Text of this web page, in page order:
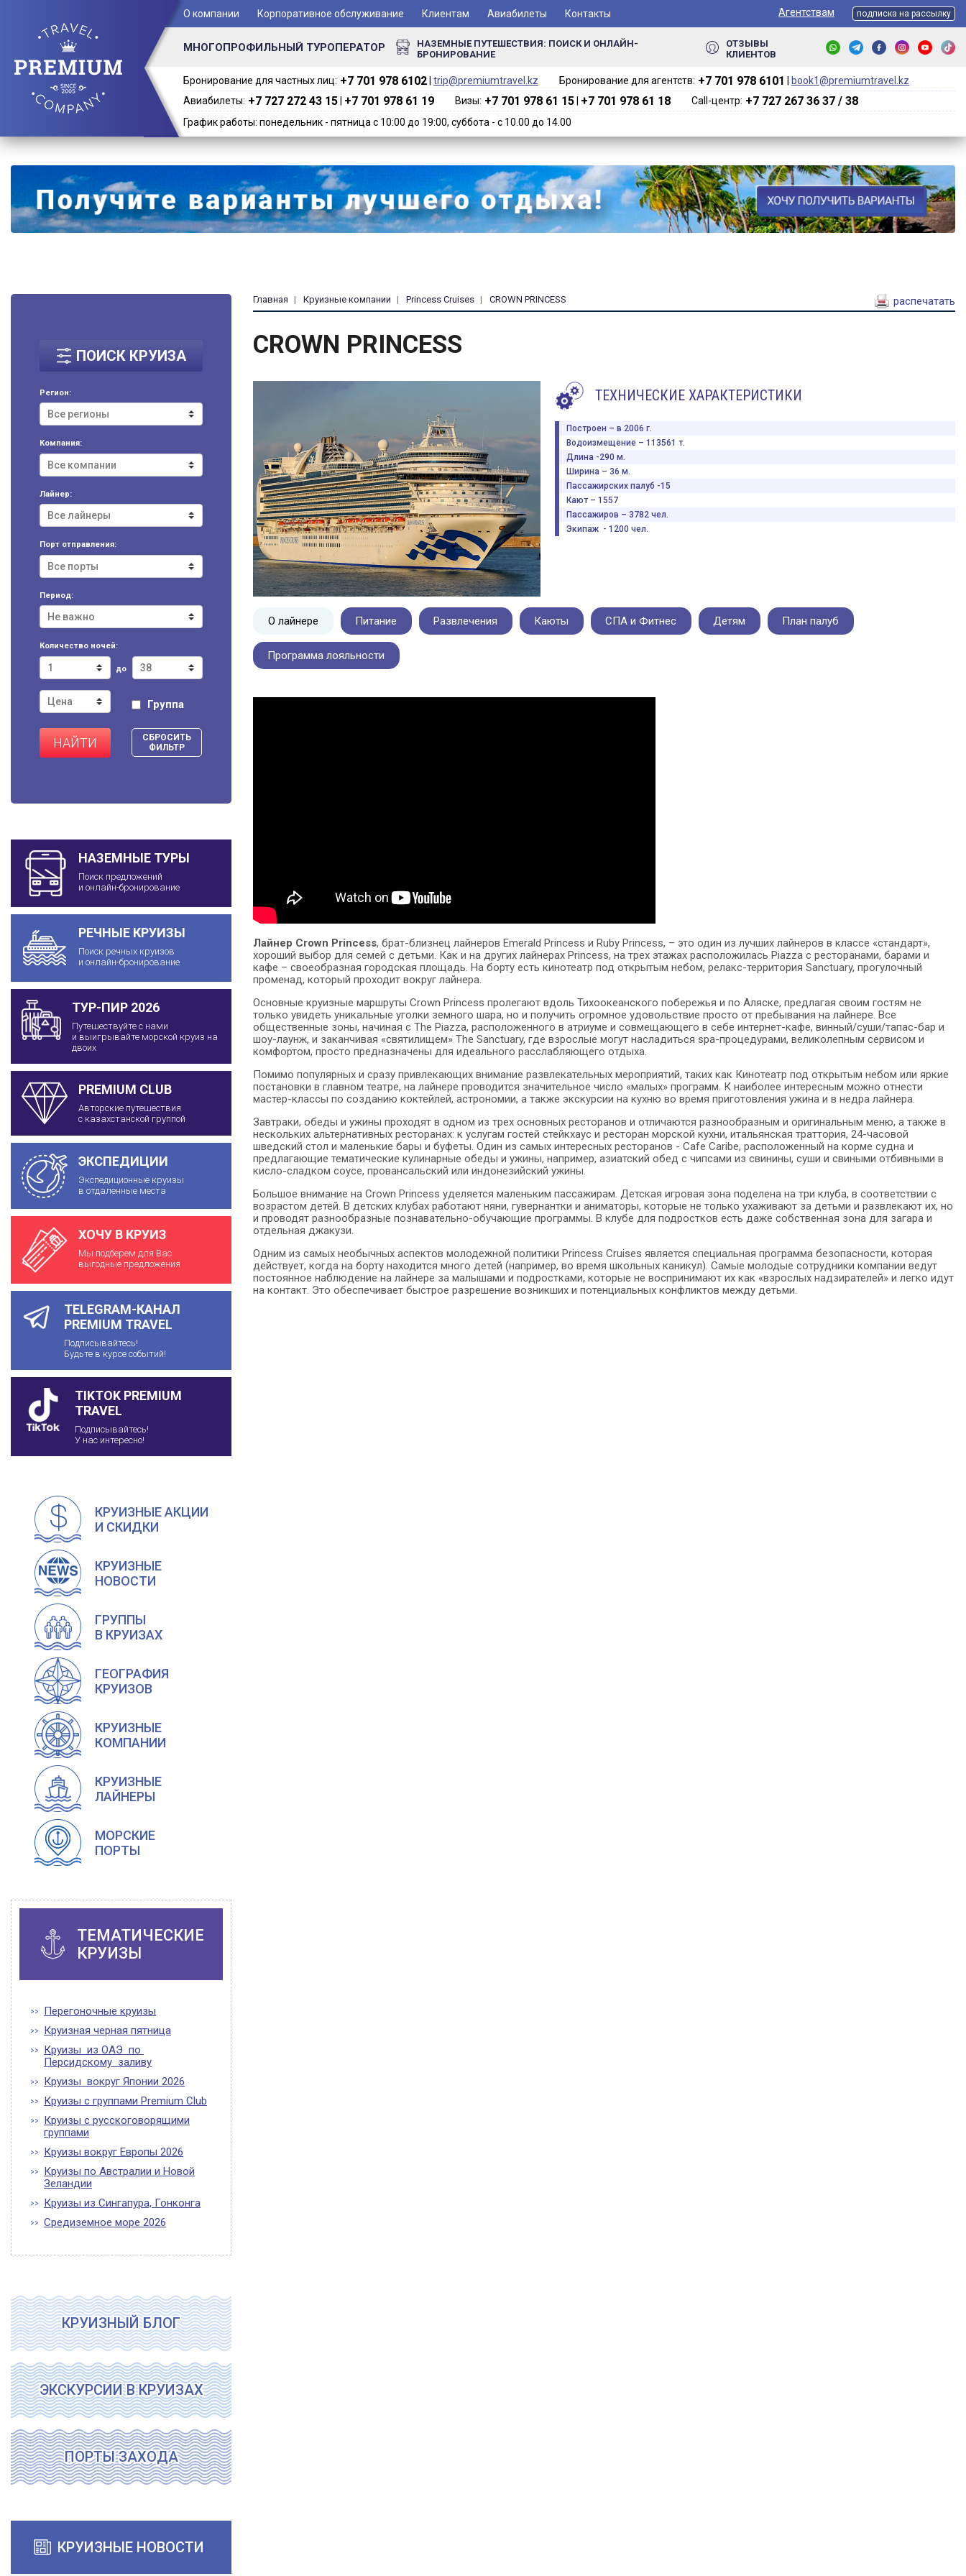
О компании Корпоративное обслуживание Клиентам Авиабилеты Контакты Агентствам подписка на рассылку
МНОГОПРОФИЛЬНЫЙ ТУРОПЕРАТОР
НАЗЕМНЫЕ ПУТЕШЕСТВИЯ: ПОИСК И ОНЛАЙН-
БРОНИРОВАНИЕ
ОТЗЫВЫ
КЛИЕНТОВ
Бронирование для частных лиц: +7 701 978 6102‬ trip@premiumtravel.kz Бронирование для агентств: +7 701 978 6101‬
book1@premiumtravel.kz
Авиабилеты: +7 727 272 43 15 +7 701 978 61 19 Визы: +7 701 978 61 15 +7 701 978 61 18 Call-центр: +7 727 267 36 37 / 38
График работы: понедельник - пятница с 10:00 до 19:00, суббота - с 10.00 до 14.00
ПОИСК КРУИЗА
Регион:
Компания:
Лайнер:
Порт отправления:
Период:
Количество ночей:
до
Группа
НАЙТИ
СБРОСИТЬ
ФИЛЬТР
НАЗЕМНЫЕ ТУРЫ
Поиск предложений
и онлайн-бронирование
РЕЧНЫЕ КРУИЗЫ
Поиск речных круизов
и онлайн-бронирование
ТУР-ПИР 2026
Путешествуйте с нами
и выигрывайте морской круиз на
двоих
PREMIUM CLUB
Авторские путешествия
с казахстанской группой
ЭКСПЕДИЦИИ
Экспедиционные круизы
в отдаленные места
ХОЧУ В КРУИЗ
Мы подберем для Вас
выгодные предложения
TELEGRAM-КАНАЛ
PREMIUM TRAVEL
Подписывайтесь!
Будьте в курсе событий!
TIKTOK PREMIUM
TRAVEL
Подписывайтесь!
У нас интересно!
КРУИЗНЫЕ АКЦИИ
И СКИДКИ
КРУИЗНЫЕ
НОВОСТИ
ГРУППЫ
В КРУИЗАХ
ГЕОГРАФИЯ
КРУИЗОВ
КРУИЗНЫЕ
КОМПАНИИ
КРУИЗНЫЕ
ЛАЙНЕРЫ
МОРСКИЕ
ПОРТЫ
ТЕМАТИЧЕСКИЕ
КРУИЗЫ
Перегоночные круизы
Круизная черная пятница
Круизы из ОАЭ по
Персидскому заливу
Круизы вокруг Японии 2026
Круизы с группами Premium Club
Круизы с русскоговорящими
группами
Круизы вокруг Европы 2026
Круизы по Австралии и Новой
Зеландии
Круизы из Сингапура, Гонконга
Средиземное море 2026
КРУИЗНЫЙ БЛОГ
ЭКСКУРСИИ В КРУИЗАХ
ПОРТЫ ЗАХОДА
КРУИЗНЫЕ НОВОСТИ
Главная Круизные компании Princess Cruises CROWN PRINCESS распечатать
CROWN PRINCESS
ТЕХНИЧЕСКИЕ ХАРАКТЕРИСТИКИ
Построен – в 2006 г.
Водоизмещение – 113561 т.
Длина -290 м.
Ширина – 36 м.
Пассажирских палуб -15
Кают – 1557
Пассажиров – 3782 чел.
Экипаж - 1200 чел.
О лайнере Питание Развлечения Каюты СПА и Фитнес Детям План палуб
Программа лояльности
Лайнер Crown Princess, брат-близнец лайнеров Emerald Princess и Ruby Princess, – это один из лучших лайнеров в классе «стандарт»,
хороший выбор для семей с детьми. Как и на других лайнерах Princess, на трех этажах расположилась Piazza с ресторанами, барами и
кафе – своеобразная городская площадь. На борту есть кинотеатр под открытым небом, релакс-территория Sanctuary, прогулочный
променад, который проходит вокруг лайнера.
Основные круизные маршруты Crown Princess пролегают вдоль Тихоокеанского побережья и по Аляске, предлагая своим гостям не
только увидеть уникальные уголки земного шара, но и получить огромное удовольствие просто от пребывания на лайнере. Все
общественные зоны, начиная с The Piazza, расположенного в атриуме и совмещающего в себе интернет-кафе, винный/суши/тапас-бар и
шоу-лаунж, и заканчивая «святилищем» The Sanctuary, где взрослые могут насладиться spa-процедурами, великолепным сервисом и
комфортом, просто предназначены для идеального расслабляющего отдыха.
Помимо популярных и сразу привлекающих внимание развлекательных мероприятий, таких как Кинотеатр под открытым небом или яркие
постановки в главном театре, на лайнере проводится значительное число «малых» программ. К наиболее интересным можно отнести
мастер-классы по созданию коктейлей, астрономии, а также экскурсии на кухню во время приготовления ужина и в недра лайнера.
Завтраки, обеды и ужины проходят в одном из трех основных ресторанов и отличаются разнообразным и оригинальным меню, а также в
нескольких альтернативных ресторанах: к услугам гостей стейкхаус и ресторан морской кухни, итальянская траттория, 24-часовой
шведский стол и маленькие бары и буфеты. Один из самых интересных ресторанов - Cafe Caribe, расположенный на корме судна и
предлагающие тематические кулинарные обеды и ужины, например, азиатский обед с чипсами из свинины, суши и свиными отбивными в
кисло-сладком соусе, провансальский или индонезийский ужины.
Большое внимание на Crown Princess уделяется маленьким пассажирам. Детская игровая зона поделена на три клуба, в соответствии с
возрастом детей. В детских клубах работают няни, гувернантки и аниматоры, которые не только ухаживают за детьми и развлекают их, но
и проводят разнообразные познавательно-обучающие программы. В клубе для подростков есть даже собственная зона для загара и
отдельная джакузи.
Одним из самых необычных аспектов молодежной политики Princess Cruises является специальная программа безопасности, которая
действует, когда на борту находится много детей (например, во время школьных каникул). Самые молодые сотрудники компании ведут
постоянное наблюдение на лайнере за малышами и подростками, которые не воспринимают их как «взрослых надзирателей» и легко идут
на контакт. Это обеспечивает быстрое разрешение возникших и потенциальных конфликтов между детьми.